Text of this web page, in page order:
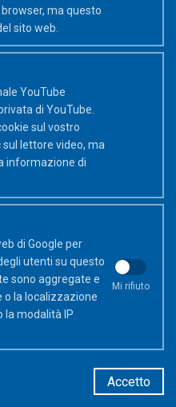
Frixion
FriXion Point
ma questo
sito web.
YouTube
di YouTube.
sul vostro
lettore video, ma
informazione di
di Google per
utenti su questo
sono aggregate e
la localizzazione
la modalità IP
Mi rifiuto
Accetto